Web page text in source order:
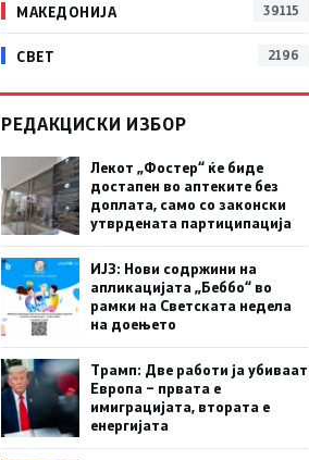
МАКЕДОНИЈА 39115
СВЕТ 2196
РЕДАКЦИСКИ ИЗБОР
Лекот „Фостер“ ќе биде
достапен во аптеките без
доплата, само со законски
утврдената партиципација
ИЈЗ: Нови содржини на
апликацијата „Беббо“ во
рамки на Светската недела
на доењето
Трамп: Две работи ја убиваат
Европа – првата е
имиграцијата, втората е
енергијата